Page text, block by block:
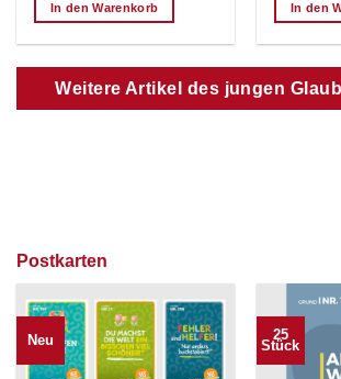
In den Warenkorb In den
Weitere Artikel des jungen
Postkarten
Neu 25
Stück